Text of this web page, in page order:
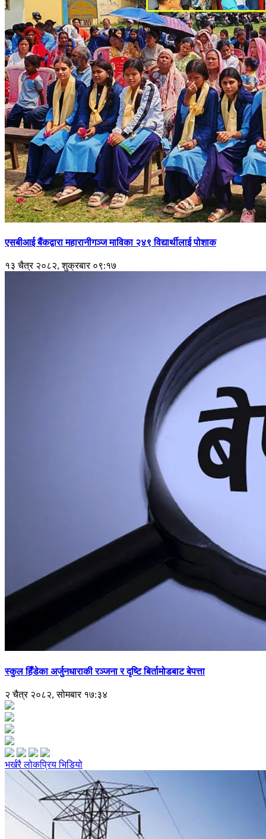
एसबीआई बैंकद्वारा महारानीगञ्ज माविका २४९ विद्यार्थीलाई पोशाक
१३ चैत्र २०८२, शुक्रबार ०९:१७
स्कुल हिँडेका अर्जुनधाराकी रञ्जना र दृष्टि बिर्तामोडबाट बेपत्ता
२ चैत्र २०८२, सोमबार १७:३४
भर्खरैलोकप्रियभिडियो